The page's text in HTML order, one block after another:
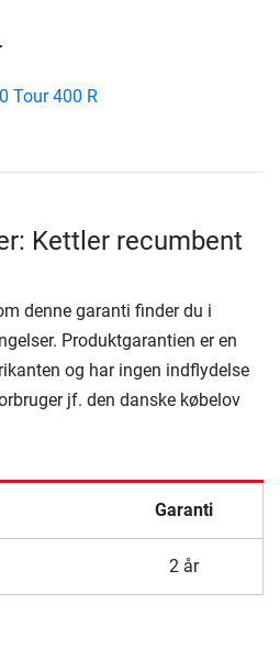
Tour 400 R
Kettler recumbent
denne garanti finder du i
Produktgarantien er en
og har ingen indflydelse
jf. den danske købelov
Garanti
2 år